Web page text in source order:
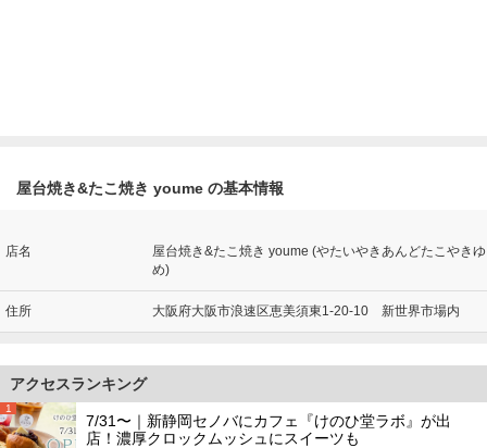
屋台焼き&たこ焼き youme の基本情報
店名
屋台焼き&たこ焼き youme (やたいやきあんどたこやきゆ
め)
住所 大阪府大阪市浪速区恵美須東1-20-10 新世界市場内
アクセスランキング
1
7/31〜｜新静岡セノバにカフェ『けのひ堂ラボ』が出
店！濃厚クロックムッシュにスイーツも